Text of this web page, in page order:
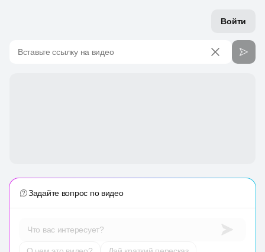
Войти
Вставьте ссылку на видео
Задайте вопрос по видео
Что вас интересует?